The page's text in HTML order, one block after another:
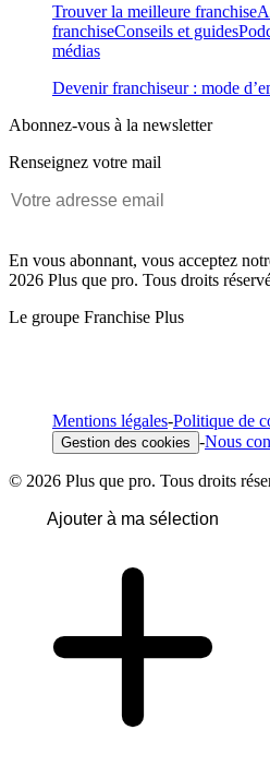
Trouver la meilleure franchise
franchiseConseils et guides
médias
Devenir franchiseur : mode
Abonnez-vous à la newsletter
Renseignez votre mail
En vous abonnant, vous acceptez
2026 Plus que pro. Tous droits
Le groupe Franchise Plus
Mentions légales-Politique de
Gestion des cookies -Nous
© 2026 Plus que pro. Tous droits
Ajouter à ma sélection